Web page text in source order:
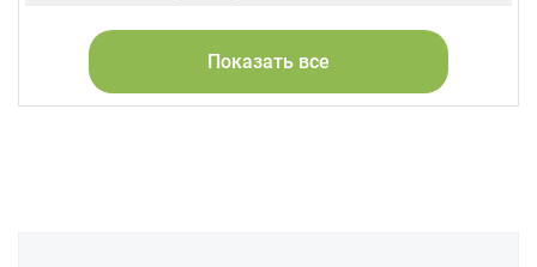
ЛДСП МДФ Акрил
Пленка
Alvic / УФ лак
Матовые
Показать все